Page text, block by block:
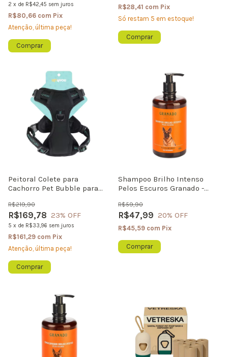
2 x de R$42,45 sem juros
R$80,66 com Pix
Atenção, última peça!
Comprar
R$28,41 com Pix
Só restam 5 em estoque!
Comprar
Peitoral Colete para
Cachorro Pet Bubble para
R$169,78
R$219,90
23% OFF
5 x de R$33,96 sem juros
R$161,29 com Pix
Atenção, última peça!
Comprar
Shampoo Brilho Intenso
Pelos Escuros Granado -
500ml
R$47,99
R$59,90
20% OFF
R$45,59 com Pix